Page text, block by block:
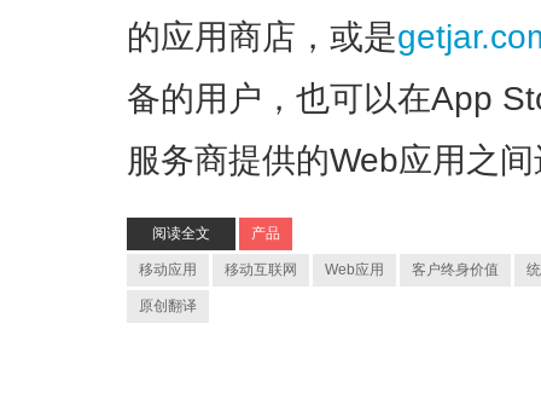
的应用商店，或是
备的用户，也可以在App
服务商提供的Web应用之
阅读全文 产品
移动应用 移动互联网 Web应用 客户终身价值
原创翻译